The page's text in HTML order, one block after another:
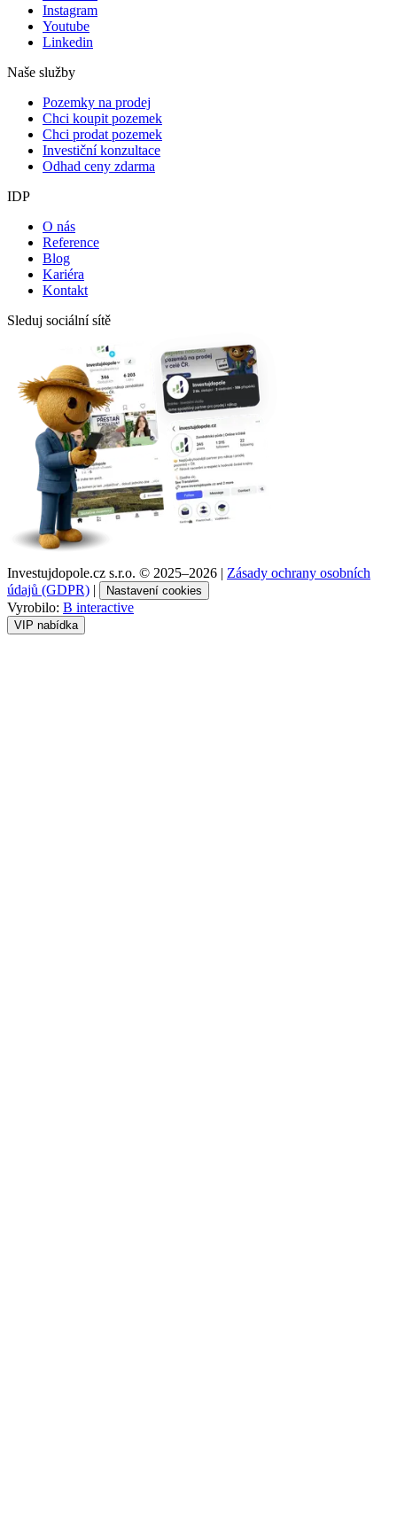
Instagram
Youtube
Linkedin
Naše služby
Pozemky na prodej
Chci koupit pozemek
Chci prodat pozemek
Investiční konzultace
Odhad ceny zdarma
IDP
O nás
Reference
Blog
Kariéra
Kontakt
Sleduj sociální sítě
Investujdopole.cz s.r.o. © 2025–2026 | Zásady ochrany osobních
údajů (GDPR) | Nastavení cookies
Vyrobilo: B interactive
VIP nabídka